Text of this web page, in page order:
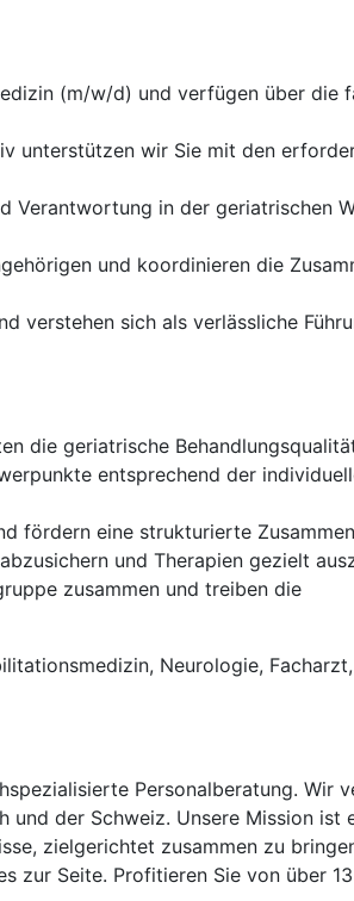
(m/w/d) und verfügen über die
unterstützen wir Sie mit den
Verantwortung in der geriatrischen
und koordinieren die
verstehen sich als verlässliche
die geriatrische
entsprechend der
fördern eine strukturierte
und Therapien gezielt
zusammen und treiben die
Neurologie,
Personalberatung. Wir
und der Schweiz. Unsere Mission ist
zielgerichtet zusammen zu
zur Seite. Profitieren Sie von über